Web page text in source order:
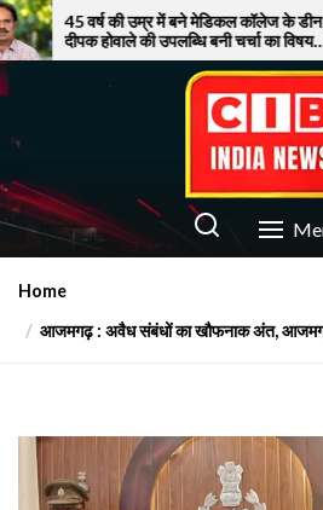
Skip
to
the
content
की उम्र में बने मेडिकल कॉलेज के डीन, डॉ.
की उपलब्धि बनी चर्चा का विषय….
CIB INDIA NEWS
Latest News in Azamgarh
Home
आजमगढ़ : अवैध संबंधों का खौफनाक अंत, आजमगढ़